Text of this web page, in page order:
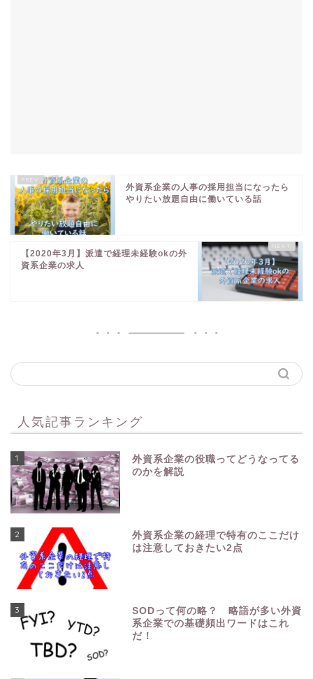
外資系企業の人事の採用担当になったら
やりたい放題自由に働いている話
【2020年3月】派遣で経理未経験okの外
資系企業の求人
人気記事ランキング
1
外資系企業の役職ってどうなってる
のかを解説
2
外資系企業の経理で特有のここだけ
は注意しておきたい2点
3
SODって何の略？ 略語が多い外資
系企業での基礎頻出ワードはこれ
だ！